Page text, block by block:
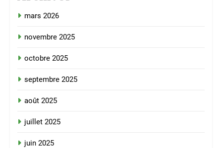
mars 2026
novembre 2025
octobre 2025
septembre 2025
août 2025
juillet 2025
juin 2025